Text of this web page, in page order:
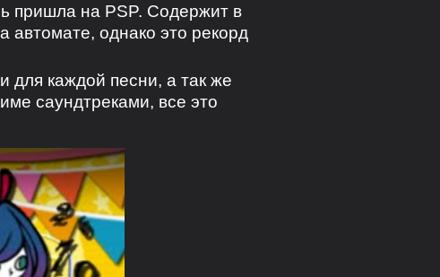
пришла на PSP. Содержит в
автомате, однако это рекорд
для каждой песни, а так же
саундтреками, все это